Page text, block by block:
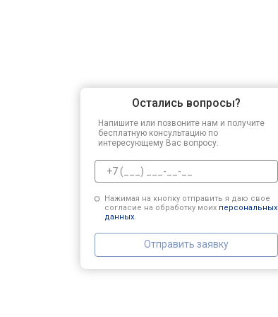
Остались вопросы?
Напишите или позвоните нам и получите
бесплатную консультацию по
интересующему Вас вопросу.
Нажимая на кнопку отправить я даю свое
согласие на обработку моих персональных
данных.
Отправить заявку